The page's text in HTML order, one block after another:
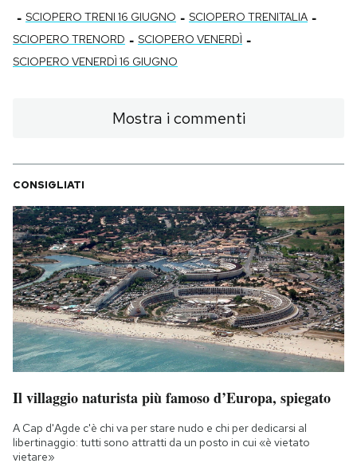
- SCIOPERO TRENI 16 GIUGNO - SCIOPERO TRENITALIA -
SCIOPERO TRENORD - SCIOPERO VENERDÌ -
SCIOPERO VENERDÌ 16 GIUGNO
Mostra i commenti
CONSIGLIATI
Il villaggio naturista più famoso d’Europa, spiegato
A Cap d'Agde c'è chi va per stare nudo e chi per dedicarsi al
libertinaggio: tutti sono attratti da un posto in cui «è vietato
vietare»